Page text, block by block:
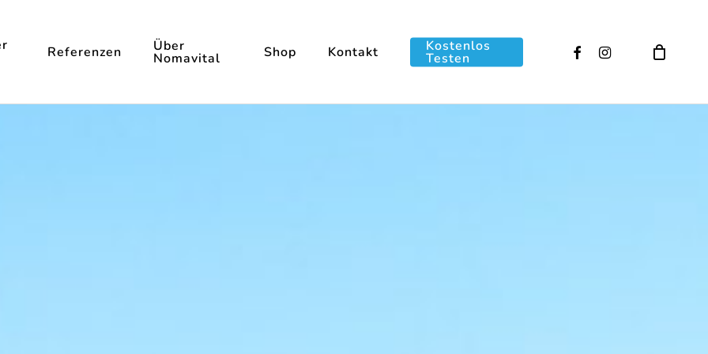
Referenzen Über
Nomavital Shop Kontakt Kostenlos
Testen facebookinstagram